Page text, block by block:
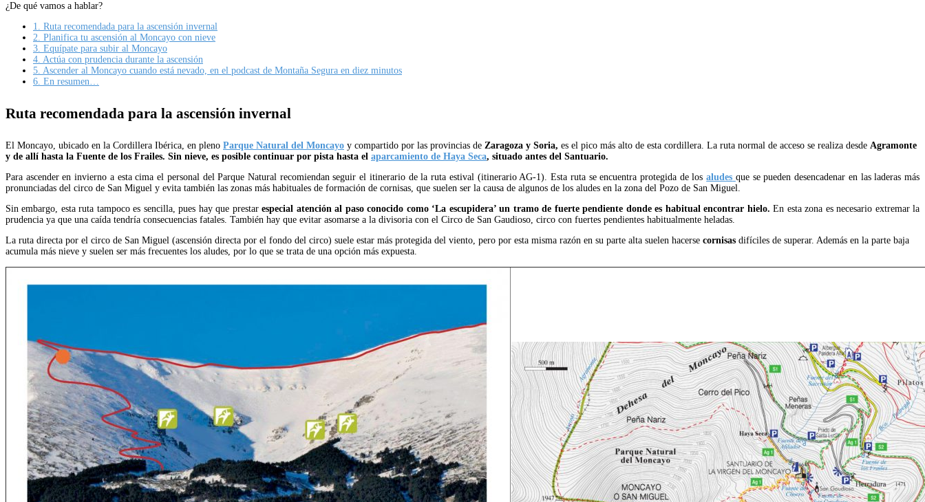
¿De qué vamos a hablar?
1. Ruta recomendada para la ascensión invernal
2. Planifica tu ascensión al Moncayo con nieve
3. Equípate para subir al Moncayo
4. Actúa con prudencia durante la ascensión
5. Ascender al Moncayo cuando está nevado, en el podcast de Montaña Segura en diez minutos
6. En resumen…
Ruta recomendada para la ascensión invernal
El Moncayo, ubicado en la Cordillera Ibérica, en pleno Parque Natural del Moncayo y compartido por las provincias de Zaragoza y Soria, es el pico más alto de esta cordillera. La ruta normal de acceso se realiza desde Agramonte
y de allí hasta la Fuente de los Frailes. Sin nieve, es posible continuar por pista hasta el aparcamiento de Haya Seca, situado antes del Santuario.
Para ascender en invierno a esta cima el personal del Parque Natural recomiendan seguir el itinerario de la ruta estival (itinerario AG-1). Esta ruta se encuentra protegida de losaludes que se pueden desencadenar en las laderas más
pronunciadas del circo de San Miguel y evita también las zonas más habituales de formación de cornisas, que suelen ser la causa de algunos de los aludes en la zona del Pozo de San Miguel.
Sin embargo, esta ruta tampoco es sencilla, pues hay que prestarespecial atención al paso conocido como ‘La escupidera’ un tramo de fuerte pendiente donde es habitual encontrar hielo. En esta zona es necesario extremar la
prudencia ya que una caída tendría consecuencias fatales. También hay que evitar asomarse a la divisoria con el Circo de San Gaudioso, circo con fuertes pendientes habitualmente heladas.
La ruta directa por el circo de San Miguel (ascensión directa por el fondo del circo) suele estar más protegida del viento, pero por esta misma razón en su parte alta suelen hacerse cornisas difíciles de superar. Además en la parte baja
acumula más nieve y suelen ser más frecuentes los aludes, por lo que se trata de una opción más expuesta.